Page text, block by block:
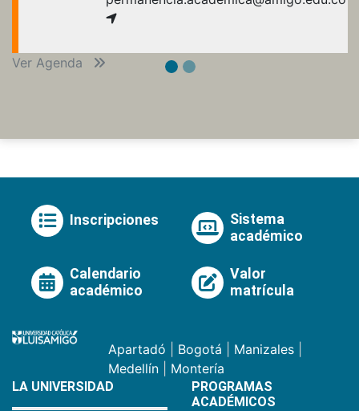
Ver Agenda
Inscripciones
Sistema
académico
Calendario
académico
Valor
matrícula
Apartadó Bogotá Manizales
Medellín
Montería
LA UNIVERSIDAD
PROGRAMAS
ACADÉMICOS